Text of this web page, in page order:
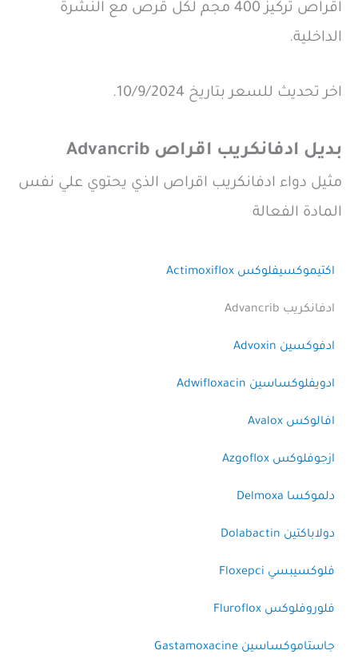
اقراص تركيز 400 مجم لكل قرص مع النشرة
الداخلية.
اخر تحديث للسعر بتاريخ 10/9/2024.
بديل ادفانكريب اقراص Advancrib
مثيل دواء ادفانكريب اقراص الذي يحتوي علي نفس
المادة الفعالة
اكتيموكسيفلوكس Actimoxiflox
ادفانكريب Advancrib
ادفوكسين Advoxin
ادويفلوكساسين Adwifloxacin
افالوكس Avalox
ازجوفلوكس Azgoflox
دلموكسا Delmoxa
دولاباكتين Dolabactin
فلوكسيبسي Floxepci
فلوروفلوكس Fluroflox
جاستاموكساسين Gastamoxacine